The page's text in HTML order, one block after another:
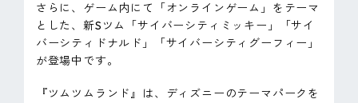
さらに、ゲーム内にて「オンラインゲーム」をテーマ
とした、新Sツム「サイバーシティミッキー」「サイ
バーシティドナルド」「サイバーシティグーフィー」
が登場中です。
『ツムツムランド』は、ディズニーのテーマパークを